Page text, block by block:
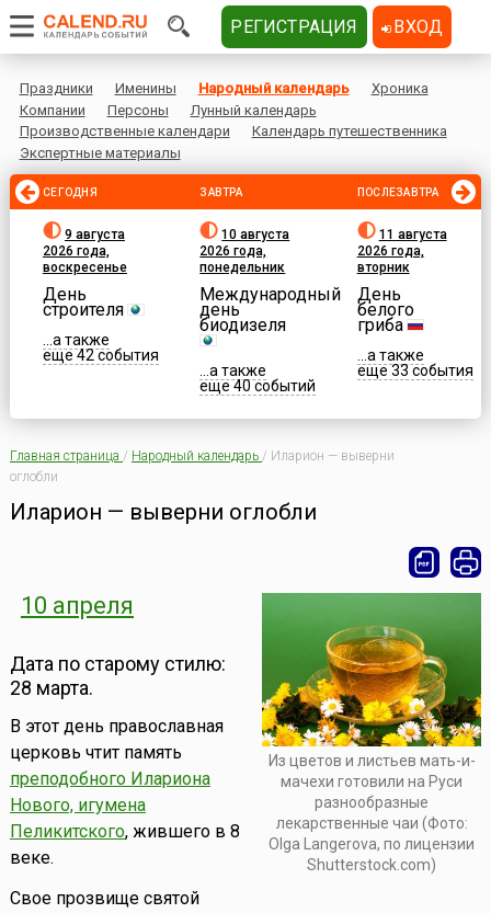
Праздники Именины Народный календарь
Хроника
Компании
Персоны
Лунный календарь
Производственные календари
Календарь путешественника
Экспертные материалы
СЕГОДНЯ
9 августа
2026 года,
воскресенье
День
строителя
...а также
еще 42 события
ЗАВТРА
10 августа
2026 года,
понедельник
Международный
день
биодизеля
...а также
еще 40 событий
ПОСЛЕЗАВТРА
11 августа
2026 года,
вторник
День
белого
гриба
...а также
еще 33 события
Главная страница / Народный календарь / Иларион — выверни
оглобли
Иларион — выверни оглобли
Из цветов и листьев мать-и-
мачехи готовили на Руси
разнообразные
лекарственные чаи (Фото:
Olga Langerova, по лицензии
Shutterstock.com)
10 апреля
Дата по старому стилю:
28 марта.
В этот день православная
церковь чтит память
преподобного Илариона
Нового, игумена
Пеликитского, жившего в 8
веке.
Свое прозвище святой
РЕГИСТРАЦИЯ ВХОД